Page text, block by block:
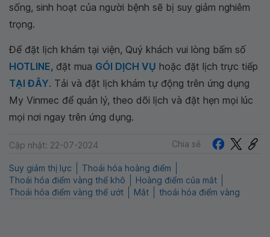
sống, sinh hoạt của người bệnh sẽ bị suy giảm nghiêm
trọng.
Để đặt lịch khám tại viện, Quý khách vui lòng bấm số
HOTLINE, đặt mua GÓI DỊCH VỤ hoặc đặt lịch trực tiếp
TẠI ĐÂY. Tải và đặt lịch khám tự động trên ứng dụng
My Vinmec để quản lý, theo dõi lịch và đặt hẹn mọi lúc
mọi nơi ngay trên ứng dụng.
Cập nhật: 22-07-2024 Chia sẻ
Suy giảm thị lực
Thoái hóa hoàng điểm
Thoái hóa điểm vàng thể khô
Hoàng điểm của mắt
Thoái hóa điểm vàng thể ướt
Mắt thoái hóa điểm vàng